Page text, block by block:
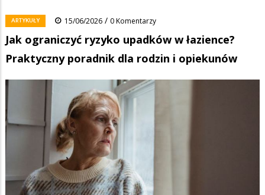
ARTYKUŁY 15/06/2026 / 0 Komentarzy
Jak ograniczyć ryzyko upadków w łazience?
Praktyczny poradnik dla rodzin i opiekunów